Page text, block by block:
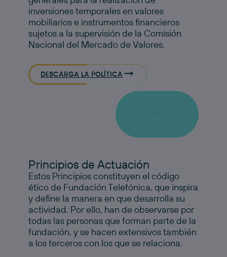
inversiones temporales en valores
mobiliarios e instrumentos financieros
sujetos a la supervisión de la Comisión
Nacional del Mercado de Valores.
DESCARGA LA POLÍTICA
...
Principios de Actuación
Estos Principios constituyen el código
ético de Fundación Telefónica, que inspira
y define la manera en que desarrolla su
actividad. Por ello, han de observarse por
todas las personas que forman parte de la
fundación, y se hacen extensivos también
a los terceros con los que se relaciona.